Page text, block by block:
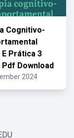
Cognitivo-
Prática 3
Pdf Download
2024